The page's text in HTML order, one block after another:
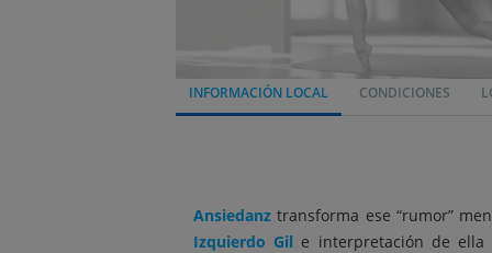
INFORMACIÓN LOCAL CONDICIONES
Ansiedanz transforma ese “rumor”
Izquierdo Gil e interpretación de ella